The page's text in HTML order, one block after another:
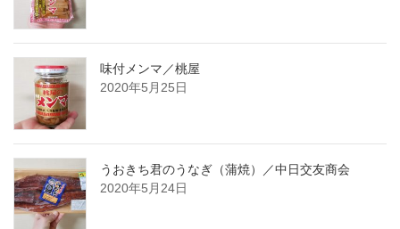
味付メンマ／桃屋
2020年5月25日
うおきち君のうなぎ（蒲焼）／中日交友商会
2020年5月24日